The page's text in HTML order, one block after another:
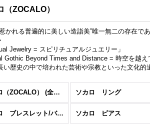
（ZOCALO）
かれる普遍的に美しい造詣美”唯一無二の存在
Jewelry = スピリチュアルジュエリー」
Gothic Beyond Times and Distance = 時空を越え
い歴史の中で培われた芸術や宗教といった文化
ソカロ（ZOCALO） (全商品) ソカロ リング
ソカロ ブレスレット/バングル ソカロ ピアス